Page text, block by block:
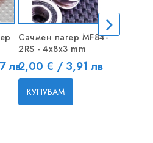
лв
Сачмен лагер MF84-
2RS - 4x8x3 mm
Цена
2,00 € / 3,91 лв
КУПУВАМ
ZIPPY